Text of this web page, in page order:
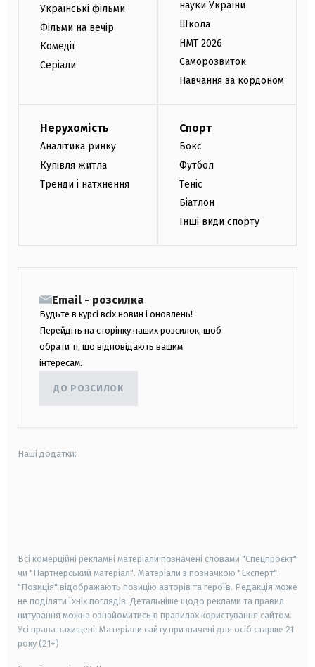
Українські фільми
Фільми на вечір
Комедії
Серіали
науки України
Школа
НМТ 2026
Саморозвиток
Навчання за кордоном
Нерухомість
Аналітика ринку
Купівля житла
Тренди і натхнення
Спорт
Бокс
Футбол
Теніс
Біатлон
Інші види спорту
Email - розсилка
Будьте в курсі всіх новин і оновлень!
Перейдіть на сторінку наших розсилок, щоб
обрати ті, що відповідають вашим
інтересам.
ДО РОЗСИЛОК
Наші додатки:
Всі комерційні рекламні матеріали позначені словами "Спецпроєкт"
чи "Партнерський матеріал". Матеріали з позначкою "Експерт",
"Позиція" відображають позицію авторів та героїв. Редакція може
не поділяти їхніх поглядів. Детальніше щодо реклами та правил
цитування можна ознайомитись в правилах користування сайтом.
Усі права захищені. Матеріали сайту призначені для осіб старше 21
року (21+)